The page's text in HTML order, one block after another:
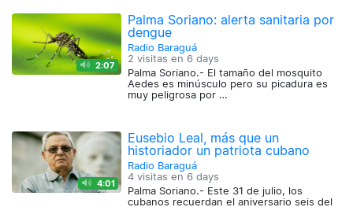
2:07
Palma Soriano: alerta sanitaria por
dengue
Radio Baraguá
2 visitas en 6 days
Palma Soriano.- El tamaño del mosquito
Aedes es minúsculo pero su picadura es
muy peligrosa por …
4:01
Eusebio Leal, más que un
historiador un patriota cubano
Radio Baraguá
4 visitas en 6 days
Palma Soriano.- Este 31 de julio, los
cubanos recuerdan el aniversario seis del